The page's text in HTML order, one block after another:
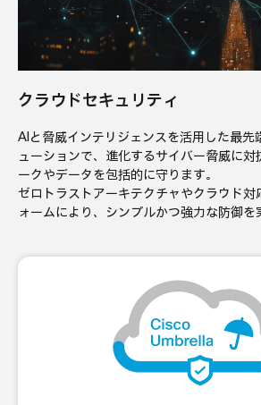
クラウドセキュリティ
AIと脅威インテリジェンスを活用した最先
ューションで、進化するサイバー脅威に対
ークやデータを包括的に守ります。
ゼロトラストアーキテクチャやクラウド対
ォームにより、シンプルかつ強力な防御を